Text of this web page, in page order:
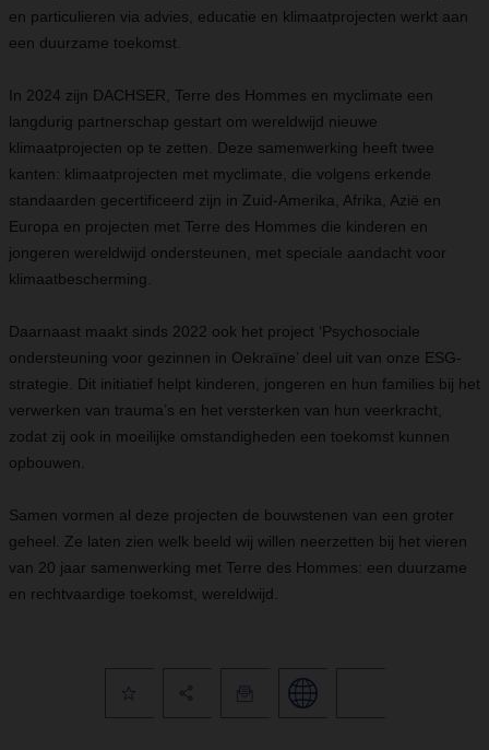
en particulieren via advies, educatie en klimaatprojecten werkt aan
een duurzame toekomst.
In 2024 zijn DACHSER, Terre des Hommes en myclimate een
langdurig partnerschap gestart om wereldwijd nieuwe
klimaatprojecten op te zetten. Deze samenwerking heeft twee
kanten: klimaatprojecten met myclimate, die volgens erkende
standaarden gecertificeerd zijn in Zuid-Amerika, Afrika, Azië en
Europa en projecten met Terre des Hommes die kinderen en
jongeren wereldwijd ondersteunen, met speciale aandacht voor
klimaatbescherming.
Daarnaast maakt sinds 2022 ook het project ‘Psychosociale
ondersteuning voor gezinnen in Oekraïne’ deel uit van onze ESG-
strategie. Dit initiatief helpt kinderen, jongeren en hun families bij het
verwerken van trauma’s en het versterken van hun veerkracht,
zodat zij ook in moeilijke omstandigheden een toekomst kunnen
opbouwen.
Samen vormen al deze projecten de bouwstenen van een groter
geheel. Ze laten zien welk beeld wij willen neerzetten bij het vieren
van 20 jaar samenwerking met Terre des Hommes: een duurzame
en rechtvaardige toekomst, wereldwijd.